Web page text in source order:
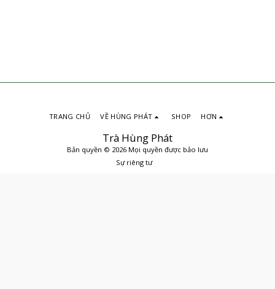
Trà Hùng Phát
Bản quyền © 2026 Mọi quyền được bảo lưu
Sự riêng tư
TRANG CHỦ VỀ HÙNG PHÁT SHOP HƠN